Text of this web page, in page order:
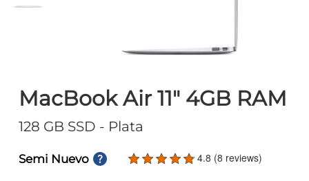
MacBook Air 11" 4GB RAM
128 GB SSD - Plata
Semi Nuevo 4.8 (8 reviews)